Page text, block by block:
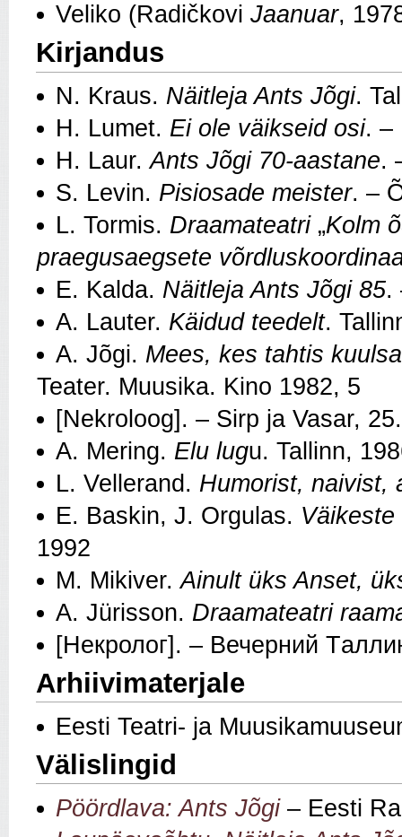
Veliko (Radičkovi Jaanuar,
Kirjandus
N. Kraus. Näitleja Ants Jõgi.
H. Lumet. Ei ole väikseid osi. –
H. Laur.Ants Jõgi 70-aastane.
S. Levin. Pisiosade meister. –
L. Tormis. Draamateatri„Kolm
praegusaegsete
E. Kalda. Näitleja Ants Jõgi 85.
A. Lauter. Käidud teedelt.
A. Jõgi. Mees, kes tahtis
Teater. Muusika. Kino 1982, 5
[Nekroloog]. – Sirp ja Vasar,
A. Mering. Elu lugu. Tallinn,
L. Vellerand. Humorist, naivist,
E. Baskin, J. Orgulas.
1992
M. Mikiver.Ainult üks Anset,
A. Jürisson. Draamateatri
[Некролог]. – Bечерний
Arhiivimaterjale
Eesti Teatri- ja
Välislingid
Pöördlava: Ants Jõgi– Eesti